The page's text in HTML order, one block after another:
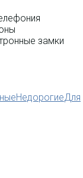
замки
НедорогиеДля